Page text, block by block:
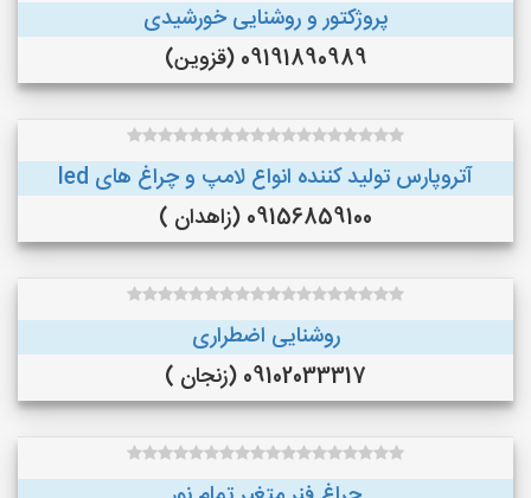
پروژکتور و روشنایی خورشیدی
09191890989 (قزوین)
آتروپارس تولید کننده انواع لامپ و چراغ های led
09156859100 (زاهدان )
روشنایی اضطراری
09102033317 (زنجان )